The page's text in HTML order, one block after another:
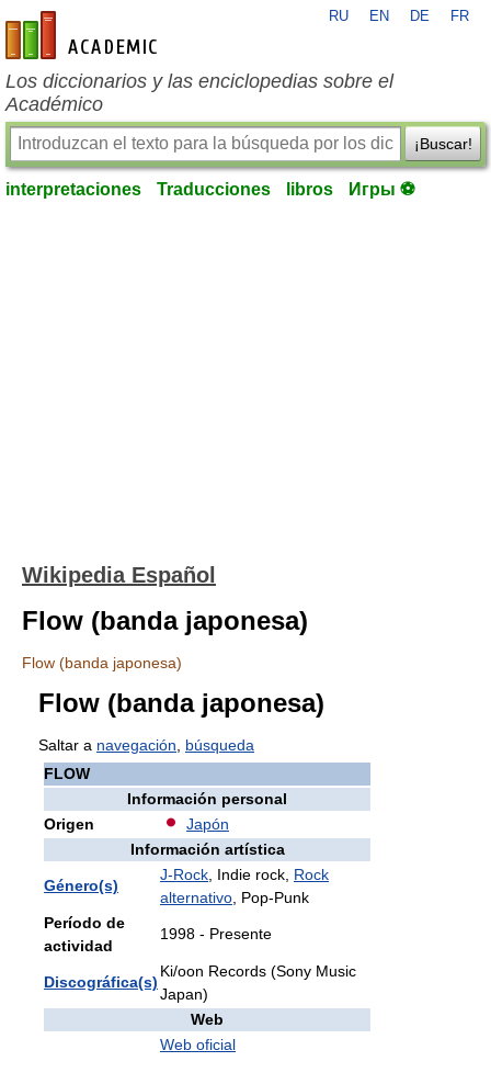
es-academic.com
RU EN DE FR
Los diccionarios y las enciclopedias sobre el
Académico
¡Buscar!
interpretaciones Traducciones libros Игры ⚽
Wikipedia Español
Flow (banda japonesa)
Flow (banda japonesa)
Flow (banda japonesa)
Saltar a navegación
búsqueda
FLOW
Información personal
Origen
Japón
Información artística
Género(s)
J-Rock , Indie rock, Rock
alternativo , Pop-Punk
Período de
actividad
1998 - Presente
Discográfica(s)
Ki/oon Records (Sony Music
Japan)
Web
Web oficial